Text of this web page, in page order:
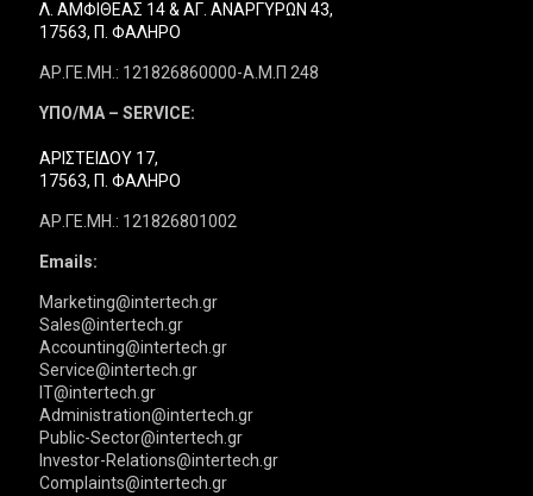
Λ. ΑΜΦΙΘΕΑΣ 14 & ΑΓ. ΑΝΑΡΓΥΡΩΝ 43,
17563, Π. ΦΑΛΗΡΟ
ΑΡ.ΓΕ.ΜΗ.: 121826860000-Α.Μ.Π 248
ΥΠΟ/ΜΑ – SERVICE:
ΑΡΙΣΤΕΙΔΟΥ 17,
17563, Π. ΦΑΛΗΡΟ
ΑΡ.ΓΕ.ΜΗ.: 121826801002
Emails:
Marketing@intertech.gr
Sales@intertech.gr
Accounting@intertech.gr
Service@intertech.gr
IT@intertech.gr
Administration@intertech.gr
Public-Sector@intertech.gr
Investor-Relations@intertech.gr
Complaints@intertech.gr